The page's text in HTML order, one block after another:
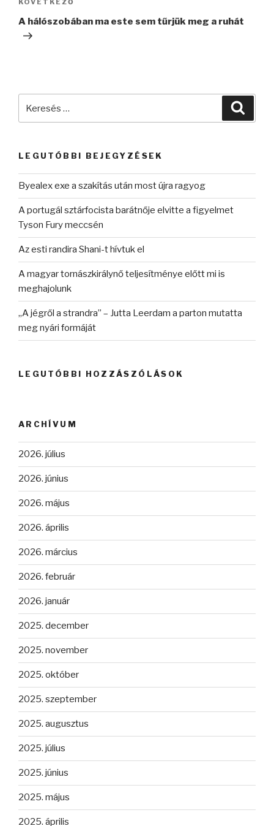
Következő
bejegyzés
A hálószobában ma este sem tűrjük meg a ruhát
LEGUTÓBBI BEJEGYZÉSEK
Byealex exe a szakítás után most újra ragyog
A portugál sztárfocista barátnője elvitte a figyelmet
Tyson Fury meccsén
Az esti randira Shani-t hívtuk el
A magyar tornászkirálynő teljesítménye előtt mi is
meghajolunk
„A jégről a strandra” – Jutta Leerdam a parton mutatta
meg nyári formáját
LEGUTÓBBI HOZZÁSZÓLÁSOK
ARCHÍVUM
2026. július
2026. június
2026. május
2026. április
2026. március
2026. február
2026. január
2025. december
2025. november
2025. október
2025. szeptember
2025. augusztus
2025. július
2025. június
2025. május
2025. április